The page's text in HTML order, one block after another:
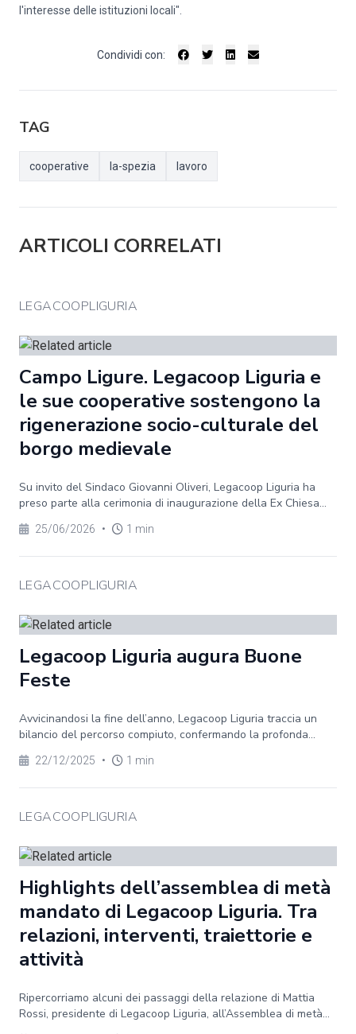
l'interesse delle istituzioni locali".
Condividi con:
TAG
cooperative la-spezia lavoro
ARTICOLI CORRELATI
LEGACOOPLIGURIA
Campo Ligure. Legacoop Liguria e
le sue cooperative sostengono la
rigenerazione socio-culturale del
borgo medievale
Su invito del Sindaco Giovanni Oliveri, Legacoop Liguria ha
preso parte alla cerimonia di inaugurazione della Ex Chiesa...
25/06/2026 • 1 min
LEGACOOPLIGURIA
Legacoop Liguria augura Buone
Feste
Avvicinandosi la fine dell’anno, Legacoop Liguria traccia un
bilancio del percorso compiuto, confermando la profonda...
22/12/2025 • 1 min
LEGACOOPLIGURIA
Highlights dell’assemblea di metà
mandato di Legacoop Liguria. Tra
relazioni, interventi, traiettorie e
attività
Ripercorriamo alcuni dei passaggi della relazione di Mattia
Rossi, presidente di Legacoop Liguria, all’Assemblea di metà...